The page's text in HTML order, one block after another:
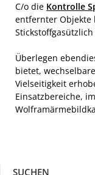
C/o die Kontrolle
entfernter Objekte
Überlegen
bietet,
Vielseitigkeit
Einsatzbereiche,
SUCHEN